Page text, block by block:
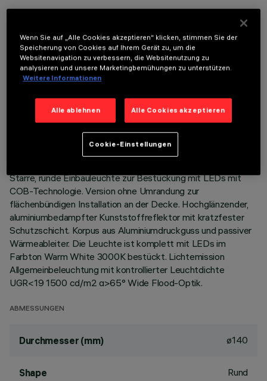
TECHNISCHE DATEN
LETZTES UPDATE: 01.08.2026
Starre, runde Einbauleuchte zur Bestückung mit LEDs mit
COB-Technologie. Version ohne Umrandung zur
flächenbündigen Installation an der Decke. Hochglänzender,
aluminiumbedampfter Kunststoffreflektor mit kratzfester
Schutzschicht. Korpus aus Aluminiumdruckguss und passiver
Wärmeableiter. Die Leuchte ist komplett mit LEDs im
Farbton Warm White 3000K bestückt. Lichtemission
Allgemeinbeleuchtung mit kontrollierter Leuchtdichte
UGR<19 1500 cd/m2 α>65° Wide Flood-Optik.
ABMESSUNGEN
Durchmesser (mm) ø140
Shape Rund
Wenn Sie auf „Alle Cookies akzeptieren“ klicken, stimmen Sie der
Speicherung von Cookies auf Ihrem Gerät zu, um die
Websitenavigation zu verbessern, die Websitenutzung zu
analysieren und unsere Marketingbemühungen zu unterstützen.
Weitere Informationen
Alle ablehnen Alle Cookies akzeptieren
Cookie-Einstellungen